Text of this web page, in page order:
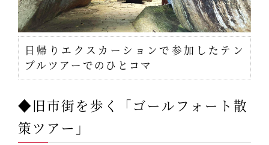
日帰りエクスカーションで参加したテン
プルツアーでのひとコマ
◆旧市街を歩く「ゴールフォート散
策ツアー」